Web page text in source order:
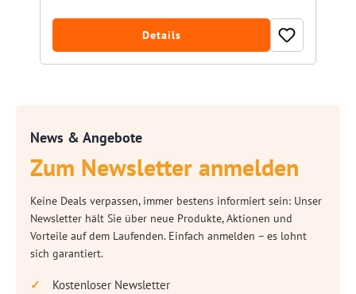
Details
News & Angebote
Zum Newsletter anmelden
Keine Deals verpassen, immer bestens informiert sein: Unser
Newsletter hält Sie über neue Produkte, Aktionen und
Vorteile auf dem Laufenden. Einfach anmelden – es lohnt
sich garantiert.
Kostenloser Newsletter